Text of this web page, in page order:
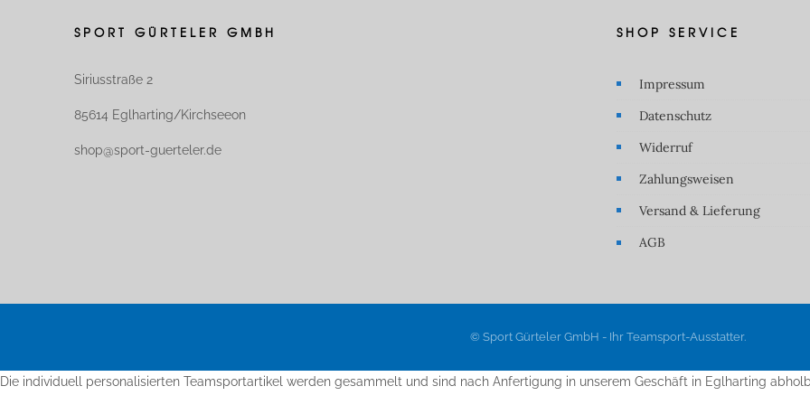
SPORT GÜRTELER GMBH
Siriusstraße 2
85614 Eglharting/Kirchseeon
shop@sport-guerteler.de
SHOP SERVICE
Impressum
Datenschutz
Widerruf
Zahlungsweisen
Versand & Lieferung
AGB
© Sport Gürteler GmbH - Ihr Teamsport-Ausstatter.
Die individuell personalisierten Teamsportartikel werden gesammelt und sind nach Anfertigung in unserem Geschäft in Eglharting